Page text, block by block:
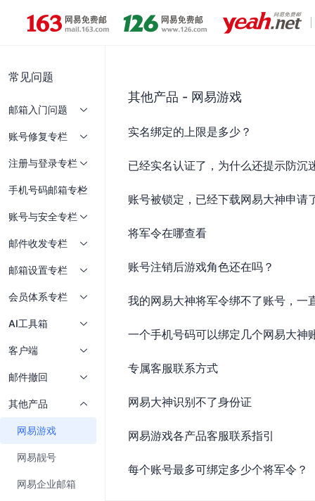
常见问题
邮箱入门问题
账号修复专栏
注册与登录专栏
手机号码邮箱专栏
账号与安全专栏
邮件收发专栏
邮箱设置专栏
会员体系专栏
AI工具箱
客户端
邮件撤回
其他产品
网易游戏
网易靓号
网易企业邮箱
其他产品 - 网易游戏
实名绑定的上限是多少？
已经实名认证了，为什么还提示防沉
账号被锁定，已经下载网易大神申请
将军令在哪查看
账号注销后游戏角色还在吗？
我的网易大神将军令绑不了账号，一
一个手机号码可以绑定几个网易大神
专属客服联系方式
网易大神识别不了身份证
网易游戏各产品客服联系指引
每个账号最多可绑定多少个将军令？